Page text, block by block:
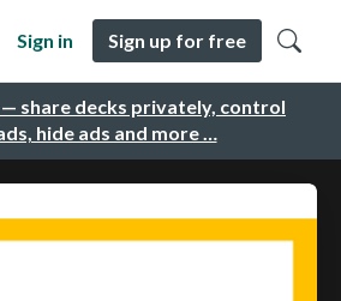
— share decks privately, control
hide ads and more …
Sign in Sign up for free